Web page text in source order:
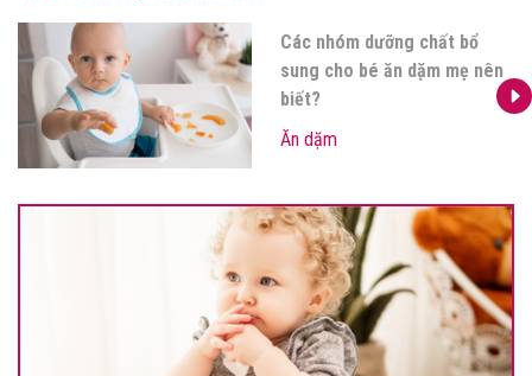
Các nhóm dưỡng chất bổ
sung cho bé ăn dặm mẹ nên
biết?
Ăn dặm